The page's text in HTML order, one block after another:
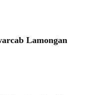
Lamongan